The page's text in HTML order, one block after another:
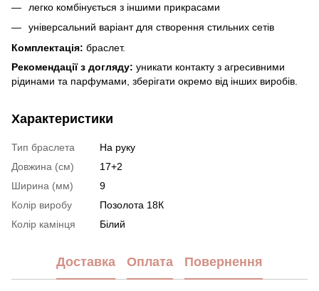
легко комбінується з іншими прикрасами
універсальний варіант для створення стильних сетів
Комплектація: браслет.
Рекомендації з догляду: уникати контакту з агресивними
рідинами та парфумами, зберігати окремо від інших виробів.
Характеристики
Тип браслета
На руку
Довжина (см)
17+2
Ширина (мм)
9
Колір виробу
Позолота 18К
Колір камінця
Білий
Доставка Оплата Повернення